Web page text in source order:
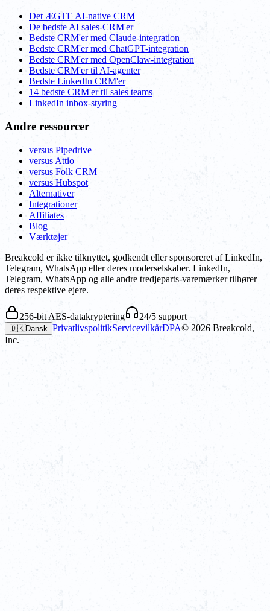
Det ÆGTE AI-native CRM
De bedste AI sales-CRM'er
Bedste CRM'er med Claude-integration
Bedste CRM'er med ChatGPT-integration
Bedste CRM'er med OpenClaw-integration
Bedste CRM'er til AI-agenter
Bedste LinkedIn CRM'er
14 bedste CRM'er til sales teams
LinkedIn inbox-styring
Andre ressourcer
versus Pipedrive
versus Attio
versus Folk CRM
versus Hubspot
Alternativer
Integrationer
Affiliates
Blog
Værktøjer
Breakcold er ikke tilknyttet, godkendt eller sponsoreret af LinkedIn,
Telegram, WhatsApp eller deres moderselskaber. LinkedIn,
Telegram, WhatsApp og alle andre tredjeparts-varemærker tilhører
deres respektive ejere.
256-bit AES-datakryptering 24/5 support
🇩🇰Dansk PrivatlivspolitikServicevilkårDPA© 2026 Breakcold,
Inc.